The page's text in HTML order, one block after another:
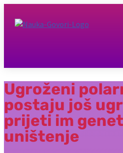
Ugroženi
postaju još
prijeti im
uništenje